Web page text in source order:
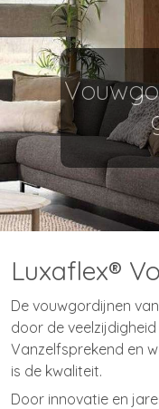
Luxaflex®
De vouwgordijnen
door de
Vanzelfsprekend en
is de kwaliteit.
Door innovatie en